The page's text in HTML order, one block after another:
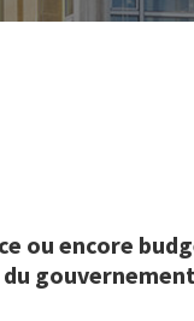
ou encore